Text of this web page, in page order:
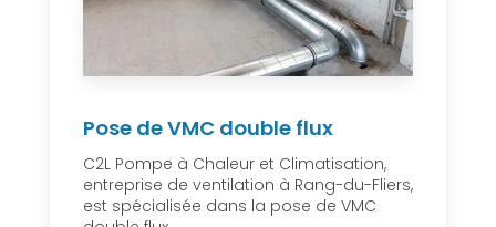
Pose de VMC double flux
C2L Pompe à Chaleur et Climatisation,
entreprise de ventilation à Rang-du-Fliers,
est spécialisée dans la pose de VMC